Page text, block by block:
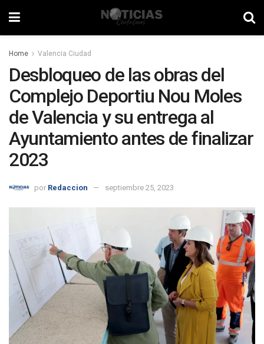
Home Valencia Ciudad
Desbloqueo de las obras del
Complejo Deportiu Nou Moles
de Valencia y su entrega al
Ayuntamiento antes de finalizar
2023
por Redaccion septiembre 25, 2023